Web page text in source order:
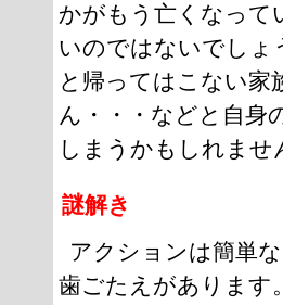
かがもう亡くなって
いのではないでし
と帰ってはこない家
ん・・・などと自身
しまうかもしれませ
謎解き
アクションは簡単
歯ごたえがあります